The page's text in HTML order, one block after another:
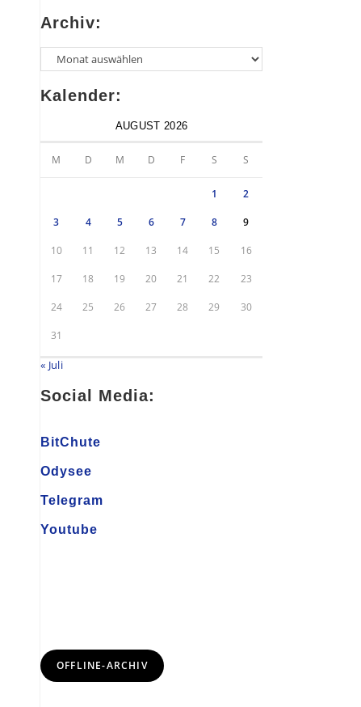
Archiv:
Kalender:
AUGUST 2026
M D M D F S S
1 2
3 4 5 6 7 8 9
10 11 12 13 14 15 16
17 18 19 20 21 22 23
24 25 26 27 28 29 30
31
« Juli
Social Media:
BitChute
Odysee
Telegram
Youtube
OFFLINE-ARCHIV